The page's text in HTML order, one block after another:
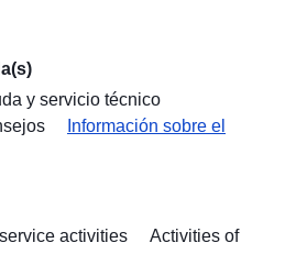
y servicio técnico
Información sobre el
activities
Activities of